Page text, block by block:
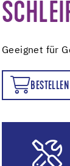
Geeignet für
BESTELLEN